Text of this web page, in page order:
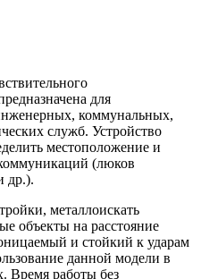
для
коммунальных,
служб. Устройство
местоположение и
(люков
др.).
металлоискать
объекты на расстояние
и стойкий к ударам
данной модели в
Время работы без